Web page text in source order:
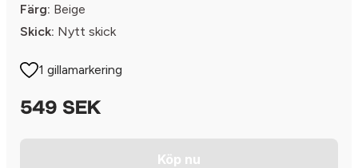
Färg: Beige
Skick: Nytt skick
1 gillamarkering
549 SEK
Köp nu